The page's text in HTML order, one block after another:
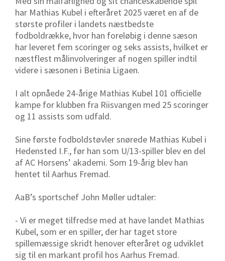
har Mathias Kubel i efteråret 2025 været en af de
største profiler i landets næstbedste
fodboldrække, hvor han foreløbig i denne sæson
har leveret fem scoringer og seks assists, hvilket er
næstflest målinvolveringer af nogen spiller indtil
videre i sæsonen i Betinia Ligaen.
I alt opnåede 24-årige Mathias Kubel 101 officielle
kampe for klubben fra Riisvangen med 25 scoringer
og 11 assists som udfald.
Sine første fodboldstøvler snørede Mathias Kubel i
Hedensted I.F., før han som U/13-spiller blev en del
af AC Horsens’ akademi. Som 19-årig blev han
hentet til Aarhus Fremad.
AaB’s sportschef John Møller udtaler:
- Vi er meget tilfredse med at have landet Mathias
Kubel, som er en spiller, der har taget store
spillemæssige skridt henover efteråret og udviklet
sig til en markant profil hos Aarhus Fremad.